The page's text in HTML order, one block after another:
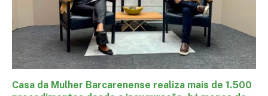
Casa da Mulher Barcarenense realiza mais de 1.500